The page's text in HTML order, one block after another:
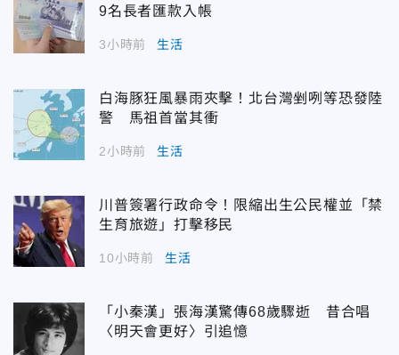
9名長者匯款入帳
3小時前 生活
白海豚狂風暴雨夾擊！北台灣剉咧等恐發陸
警 馬祖首當其衝
2小時前 生活
川普簽署行政命令！限縮出生公民權並「禁
生育旅遊」打擊移民
10小時前 生活
「小秦漢」張海漢驚傳68歲驟逝 昔合唱
〈明天會更好〉引追憶